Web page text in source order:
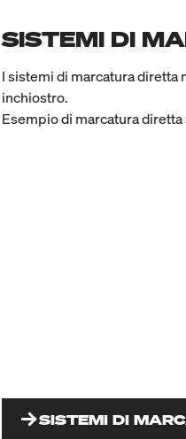
SISTEMI DI
I sistemi di marcatura diretta
inchiostro.
Esempio di marcatura
SISTEMI DI